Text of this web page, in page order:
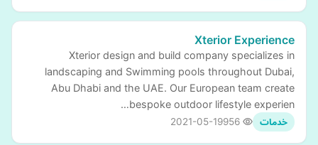
Xterior Experience
Xterior design and build company specializes in
landscaping and Swimming pools throughout Dubai,
Abu Dhabi and the UAE. Our European team create
bespoke outdoor lifestyle experien…
خدمات 2021-05-19